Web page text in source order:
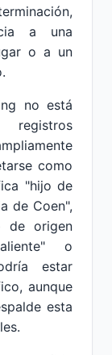
a una
o a un
no está
registros
como
"hijo de
de Coen",
de origen
o
estar
aunque
esta